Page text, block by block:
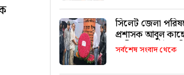
সিলেট জেলা
প্রশাসক আবুল
শামীমের জুলাই স্মৃতি
শ্রদ্ধা নিবেদন
সর্বশেষ সংবাদ থেকে